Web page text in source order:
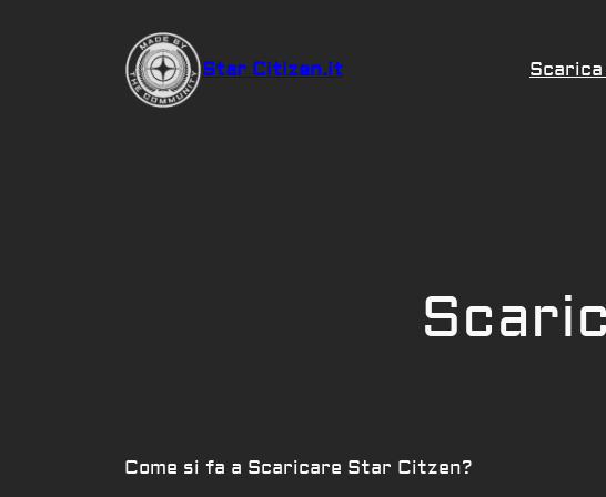
Star Citizen.it
Come si fa a Scaricare Star Citzen?